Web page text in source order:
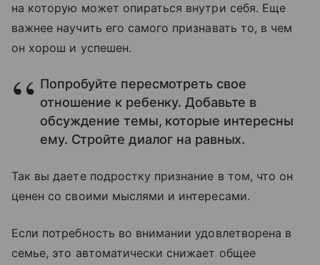
на которую может опираться внутри себя. Еще
важнее научить его самого признавать то, в чем
он хорош и успешен.
Попробуйте пересмотреть свое
отношение к ребенку. Добавьте в
обсуждение темы, которые интересны
ему. Стройте диалог на равных.
Так вы даете подростку признание в том, что он
ценен со своими мыслями и интересами.
Если потребность во внимании удовлетворена в
семье, это автоматически снижает общее